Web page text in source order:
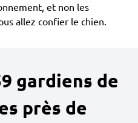
et non les
allez confier le chien.
gardiens de
près de